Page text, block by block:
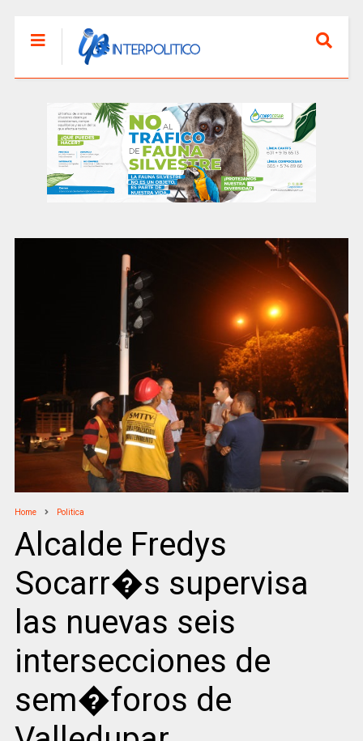
Home Politica
Alcalde Fredys
Socarr�s supervisa
las nuevas seis
intersecciones de
sem�foros de